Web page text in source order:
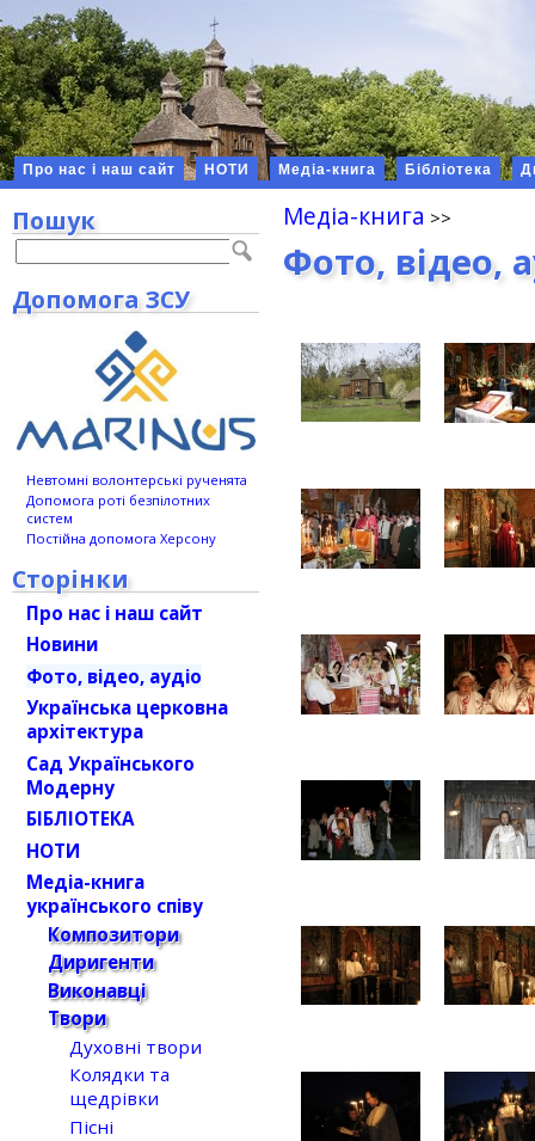
Про нас і наш сайт НОТИ Медіа-книга Бібліотека
Медіа-книга
Фото, відео,
Пошук
Допомога ЗСУ
Невтомні волонтерські рученята
Допомога роті безпілотних
систем
Постійна допомога Херсону
Сторінки
Про нас і наш сайт
Новини
Фото, відео, аудіо
Українська церковна
архітектура
Сад Українського
Модерну
БІБЛІОТЕКА
НОТИ
Медіа-книга
українського співу
Композитори
Диригенти
Виконавці
Твори
Духовні твори
Колядки та
щедрівки
Пісні